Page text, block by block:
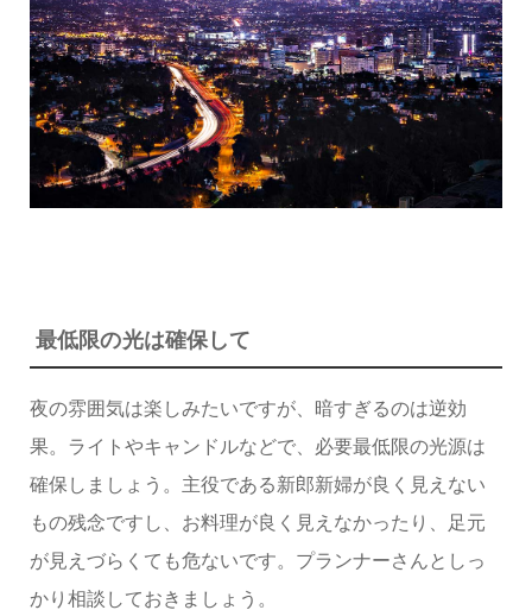
最低限の光は確保して
夜の雰囲気は楽しみたいですが、暗すぎるのは逆効
果。ライトやキャンドルなどで、必要最低限の光源は
確保しましょう。主役である新郎新婦が良く見えない
もの残念ですし、お料理が良く見えなかったり、足元
が見えづらくても危ないです。プランナーさんとしっ
かり相談しておきましょう。